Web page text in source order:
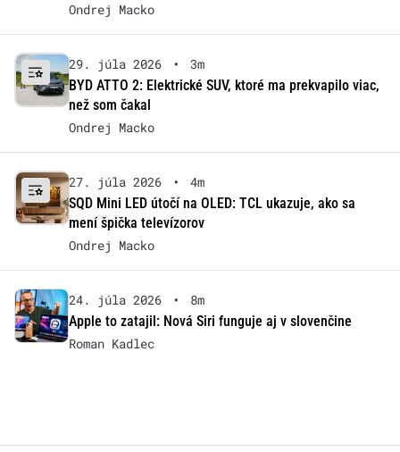
Ondrej Macko
29. júla 2026 •
3m
BYD ATTO 2: Elektrické SUV, ktoré ma prekvapilo viac,
než som čakal
Ondrej Macko
27. júla 2026 •
4m
SQD Mini LED útočí na OLED: TCL ukazuje, ako sa
mení špička televízorov
Ondrej Macko
24. júla 2026 •
8m
Apple to zatajil: Nová Siri funguje aj v slovenčine
Roman Kadlec